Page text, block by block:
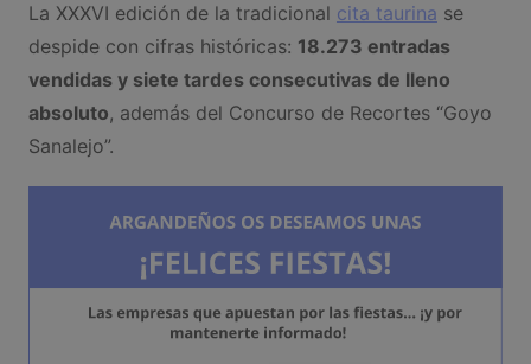
La XXXVI edición de la tradicional cita taurina se
despide con cifras históricas: 18.273 entradas
vendidas y siete tardes consecutivas de lleno
absoluto, además del Concurso de Recortes “Goyo
Sanalejo”.